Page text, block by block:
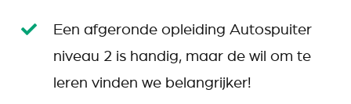
Een afgeronde opleiding Autospuiter
niveau 2 is handig, maar de wil om te
leren vinden we belangrijker!